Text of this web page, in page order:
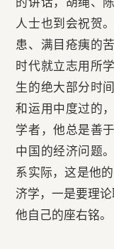
人士也到会祝贺
患、满目疮痍的
时代就立志用所
生的绝大部分时
和运用中度过的
学者，他总是善
中国的经济问题
系实际，这是他
济学，一是要理论
他自己的座右铭。